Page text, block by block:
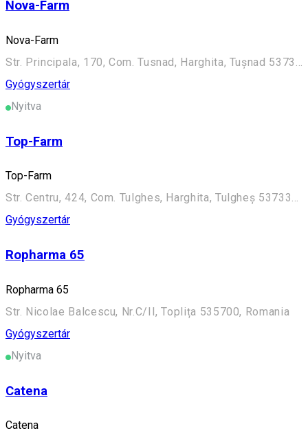
Nova-Farm
Nova-Farm
Str. Principala, 170, Com. Tusnad, Harghita, Tușnad 537335, Romania
Gyógyszertár
Nyitva
Top-Farm
Top-Farm
Str. Centru, 424, Com. Tulghes, Harghita, Tulgheș 537330, Romania
Gyógyszertár
Ropharma 65
Ropharma 65
Str. Nicolae Balcescu, Nr.C/II, Toplița 535700, Romania
Gyógyszertár
Nyitva
Catena
Catena